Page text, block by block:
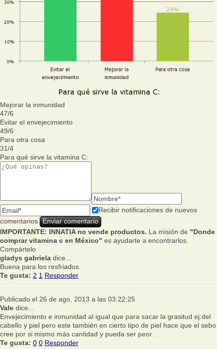
Mejorar la inmunidad
47/6
Evitar el envejecimiento
49/6
Para otra cosa
31/4
Para qué sirve la vitamina C:
Recibir notificaciones de nuevos
comentarios
IMPORTANTE: INNATIA no vende productos. La misión de "Donde
comprar vitamina c en México" es ayudarte a encontrarlos.
Compártelo
gladys gabriela dice...
Buena para los resfriados.
Te gusta: 2 1 Responder
Publicado el 26 de ago, 2013 a las 03:22:25
Vale dice...
Envejecimiento e inmunidad al igual que para sacar la grasitud ej:del
cabello y piel pero este también en cierto tipo de piel hace que el sebo
cree por si mismo más cantidad y pueda ser peor .
Te gusta: 0 0 Responder